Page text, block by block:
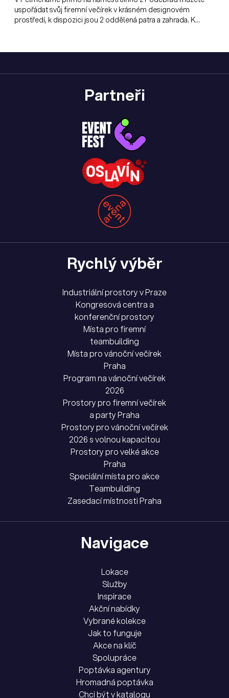
uspořádat svůj firemní večírek v krásném designovém
prostředí, k dispozici jsou 2 oddělená patra a zahrada. K
Partneři
Rychlý výběr
Industriální prostory v Praze
Kongresová centra a
konferenční prostory
Místa pro firemní
teambuilding
Místa pro vánoční večírek
Praha
Program na vánoční večírek
2026
Prostory pro firemní večírek
a party Praha
Prostory pro vánoční večírek
2026 s volnou kapacitou
Prostory pro velké akce
Praha
Speciální místa pro akce
Teambuilding
Zasedací místnosti Praha
Navigace
Lokace
Služby
Inspirace
Akční nabídky
Vybrané kolekce
Jak to funguje
Akce na klíč
Spolupráce
Poptávka agentury
Hromadná poptávka
Chci být v katalogu